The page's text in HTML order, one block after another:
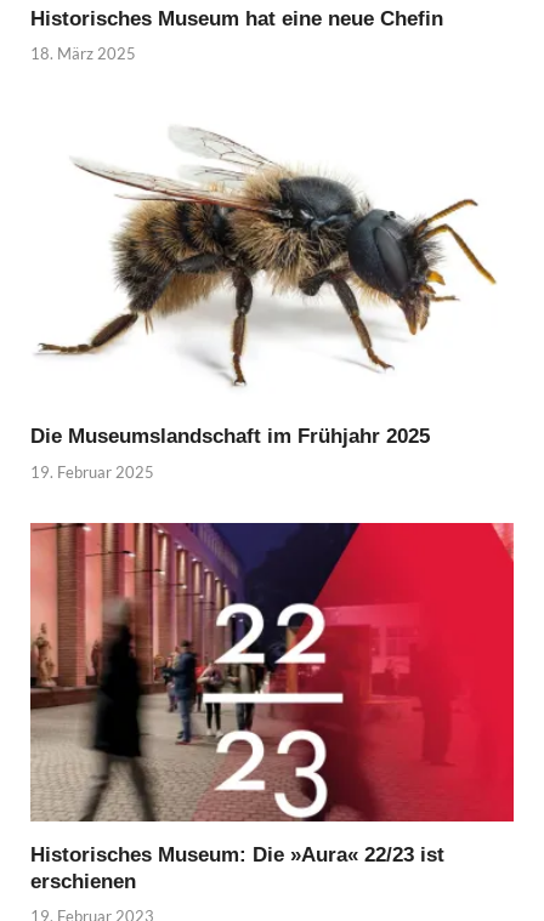
Historisches Museum hat eine neue Chefin
18. März 2025
Die Museumslandschaft im Frühjahr 2025
19. Februar 2025
Historisches Museum: Die »Aura« 22/23 ist
erschienen
19. Februar 2023